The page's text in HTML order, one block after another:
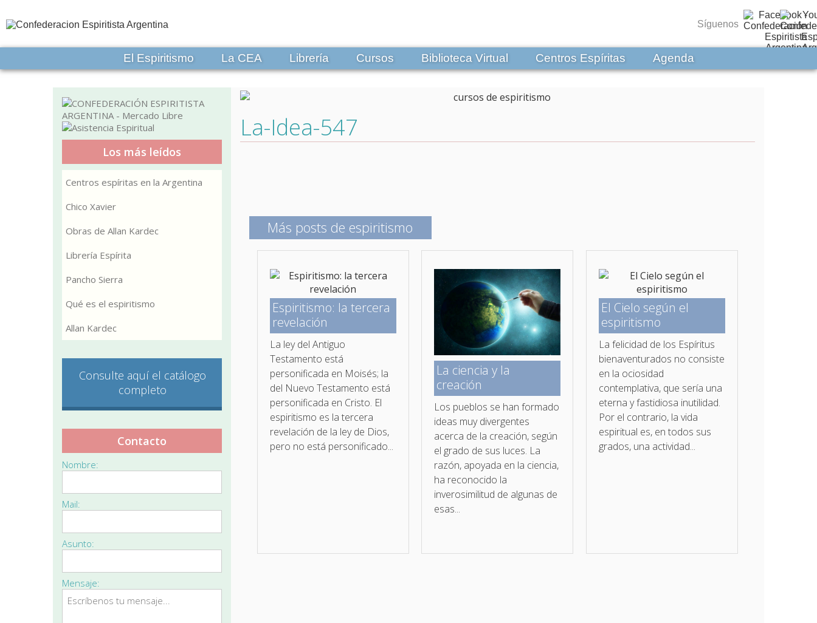
Síguenos
El Espiritismo La CEA Librería Cursos Biblioteca Virtual Centros Espíritas Agenda
La-Idea-547
Más posts de espiritismo
Espiritismo: la tercera
revelación
La ley del Antiguo
Testamento está
personificada en Moisés; la
del Nuevo Testamento está
personificada en Cristo. El
espiritismo es la tercera
revelación de la ley de Dios,
pero no está personificado...
La ciencia y la
creación
Los pueblos se han formado
ideas muy divergentes
acerca de la creación, según
el grado de sus luces. La
razón, apoyada en la ciencia,
ha reconocido la
inverosimilitud de algunas de
esas...
El Cielo según el
espiritismo
La felicidad de los Espíritus
bienaventurados no con­siste
en la ociosidad
contemplativa, que sería una
eterna y fastidiosa inutilidad.
Por el contrario, la vida
espiritual es, en todos sus
grados, una actividad...
Los más leídos
Centros espíritas en la Argentina
Chico Xavier
Obras de Allan Kardec
Librería Espírita
Pancho Sierra
Qué es el espiritismo
Allan Kardec
Consulte aquí el catálogo
completo
Contacto
Nombre:
Mail:
Asunto:
Mensaje: